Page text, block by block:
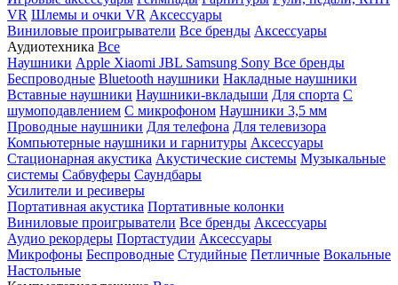
VR Шлемы и очки VR Аксессуары
Виниловые проигрыватели Все бренды Аксессуары
Аудиотехника Все
Наушники Apple Xiaomi JBL Samsung Sony Все бренды
Беспроводные Bluetooth наушники Накладные наушники
Вставные наушники Наушники-вкладыши Для спорта С
шумоподавлением С микрофоном Наушники 3,5 мм
Проводные наушники Для телефона Для телевизора
Компьютерные наушники и гарнитуры Аксессуары
Стационарная акустика Акустические системы Музыкальные
системы Сабвуферы Саундбары
Усилители и ресиверы
Портативная акустика Портативные колонки
Виниловые проигрыватели Все бренды Аксессуары
Аудио рекордеры Портастудии Аксессуары
Микрофоны Беспроводные Студийные Петличные Вокальные
Настольные